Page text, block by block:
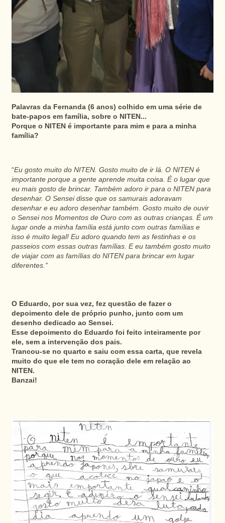
Palavras da Fernanda (6 anos) colhido em uma série de
bate-papos em família, sobre o NITEN...
Porque o NITEN é importante para mim e para a minha
família?
“Eu gosto muito do NITEN. Gosto muito de ir lá. O NITEN é
importante porque a gente aprende muita coisa. É o lugar que
eu mais gosto de brincar. Também adoro ir para o NITEN para
desenhar. O Sensei disse que os samurais adoravam
desenhar e eu adoro desenhar também. Gosto muito de ouvir
o Sensei nos Momentos de Ouro com as outras crianças. É um
lugar onde a minha família está junto com outras famílias e
isso é muito legal! Eu adoro quando tem as festinhas e os
passeios com essas outras famílias. E eu também gosto muito
de viajar com as famílias do NITEN para brincar em lugar
diferentes.”
O Eduardo, por sua vez, fez questão de fazer o
depoimento dele de próprio punho, junto com um
desenho dedicado ao Sensei.
Esse depoimento do Eduardo foi feito inteiramente por
ele, sem a intervenção dos pais.
Trancou-se no quarto e saiu com essa carta, que revela
muito do que ele tem no coração dele em relação ao
NITEN.
Banzai!